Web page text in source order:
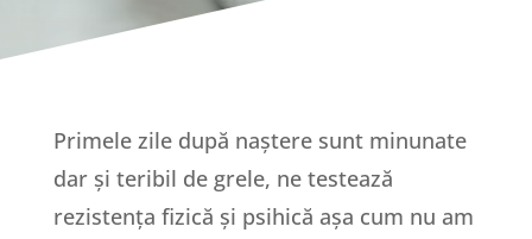
Primele zile după naștere sunt minunate
dar și teribil de grele, ne testează
rezistența fizică și psihică așa cum nu am